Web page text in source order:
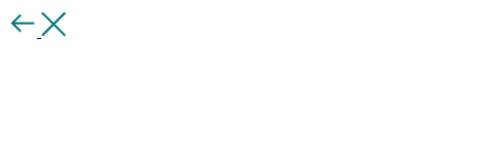
Назад